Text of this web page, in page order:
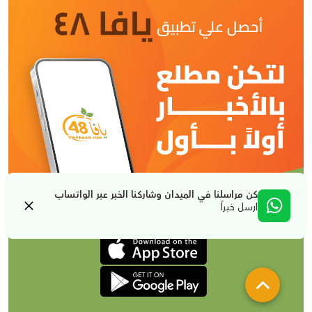
كن مراسلنا في الميدان وشاركنا الخبر عبر الواتساب
ارسل خبراً